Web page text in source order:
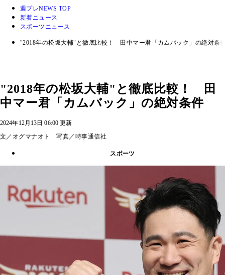
週プレNEWS TOP
新着ニュース
スポーツニュース
"2018年の松坂大輔"と徹底比較！ 田中マー君「カムバック」の絶対条
"2018年の松坂大輔"と徹底比較！ 田
中マー君「カムバック」の絶対条件
2024年12月13日 06:00 更新
文／オグマナオト 写真／時事通信社
スポーツ